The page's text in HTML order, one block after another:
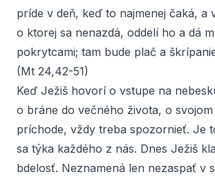
príde v deň, keď to najmenej čaká, a
o ktorej sa nenazdá, oddelí ho a dá
pokrytcami; tam bude plač a
(Mt 24,42-51)
Keď Ježiš hovorí o vstupe na
o bráne do večného života, o
príchode, vždy treba spozornieť. Je
sa týka každého z nás. Dnes Ježiš
bdelosť. Neznamená len nezaspať v